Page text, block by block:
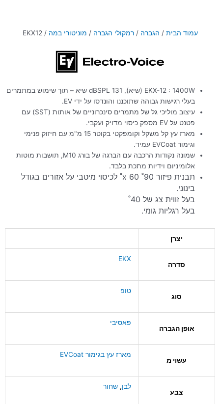
עמוד הבית / הגברה /רמקולי הגברה / מוניטורי במה / EKX12
EKX-12 : 1400W (שיא), 131 dBSPL שיא – תוך שימוש במתמרים
בעלי רגישות גבוהה שתוכננו והונדסו על ידי EV.
עיצוב מוליכי גל של מתמרים סינכרוניים של אותות (SST) עם
פטנט על EV מספק כיסוי מדויק ועקבי.
מארז עץ קל משקל וקומפקטי בקוטר 15 מ"מ עם חיזוק פנימי
וגימור EVCoat עמיד.
שמונה נקודות הרכבה עם הברגה של בורג M10, תושבות מוטות
אלומיניום וידיות מתכת בלבד.
תבנית פיזור 90˚ x 60˚ לכיסוי מיטבי על אזורים בגודל
בינוני.
בעל זווית צג של 40˚
בעל רגליות גומי.
יצרן
סדרה
EKX
סוג
טופ
אופן הגברה
פאסיבי
עשוי מ
מארז עץ בגימור EVCoat
צבע
לבן, שחור